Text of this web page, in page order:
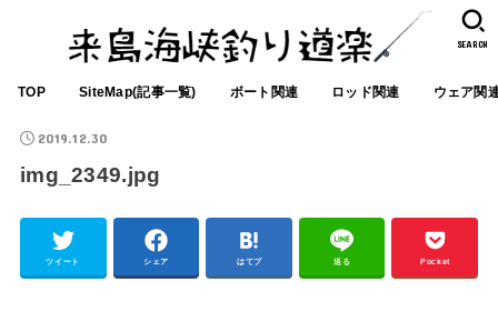
TOP SiteMap(記事一覧) ボート関連 ロッド関連 ウェア関
SEARCH
2019.12.30
img_2349.jpg
ツイート シェア はてブ 送る Pocket